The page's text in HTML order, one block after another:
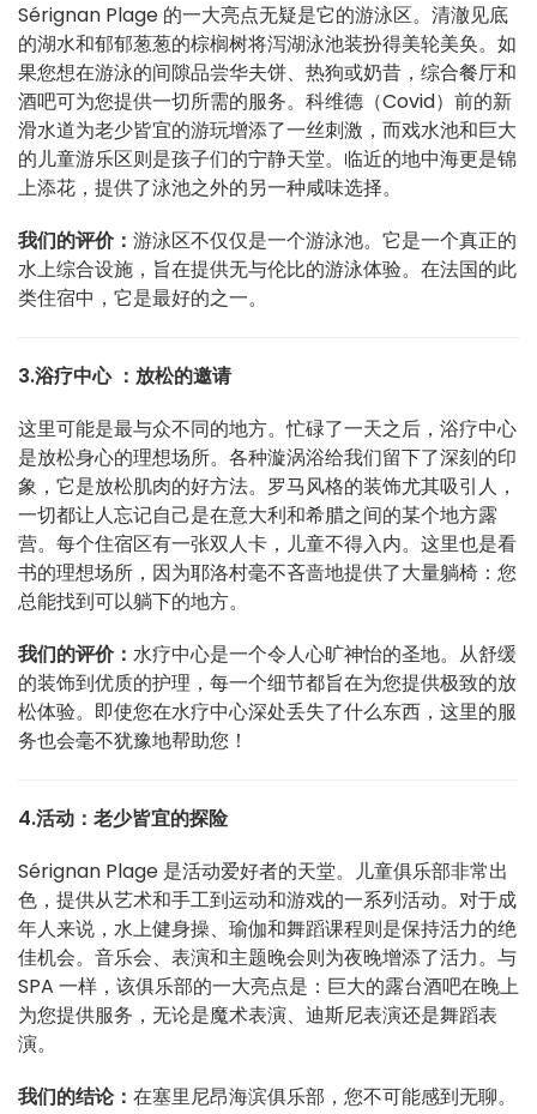
Sérignan Plage 的一大亮点无疑是它的游泳区。清澈见底
的湖水和郁郁葱葱的棕榈树将泻湖泳池装扮得美轮美奂。如
果您想在游泳的间隙品尝华夫饼、热狗或奶昔，综合餐厅和
酒吧可为您提供一切所需的服务。科维德（Covid）前的新
滑水道为老少皆宜的游玩增添了一丝刺激，而戏水池和巨大
的儿童游乐区则是孩子们的宁静天堂。临近的地中海更是锦
上添花，提供了泳池之外的另一种咸味选择。
我们的评价： 游泳区不仅仅是一个游泳池。它是一个真正的
水上综合设施，旨在提供无与伦比的游泳体验。在法国的此
类住宿中，它是最好的之一。
3.浴疗中心 ：放松的邀请
这里可能是最与众不同的地方。忙碌了一天之后，浴疗中心
是放松身心的理想场所。各种漩涡浴给我们留下了深刻的印
象，它是放松肌肉的好方法。罗马风格的装饰尤其吸引人，
一切都让人忘记自己是在意大利和希腊之间的某个地方露
营。每个住宿区有一张双人卡，儿童不得入内。这里也是看
书的理想场所，因为耶洛村毫不吝啬地提供了大量躺椅：您
总能找到可以躺下的地方。
我们的评价： 水疗中心是一个令人心旷神怡的圣地。从舒缓
的装饰到优质的护理，每一个细节都旨在为您提供极致的放
松体验。即使您在水疗中心深处丢失了什么东西，这里的服
务也会毫不犹豫地帮助您！
4.活动：老少皆宜的探险
Sérignan Plage 是活动爱好者的天堂。儿童俱乐部非常出
色，提供从艺术和手工到运动和游戏的一系列活动。对于成
年人来说，水上健身操、瑜伽和舞蹈课程则是保持活力的绝
佳机会。音乐会、表演和主题晚会则为夜晚增添了活力。与
SPA 一样，该俱乐部的一大亮点是：巨大的露台酒吧在晚上
为您提供服务，无论是魔术表演、迪斯尼表演还是舞蹈表
演。
我们的结论： 在塞里尼昂海滨俱乐部，您不可能感到无聊。